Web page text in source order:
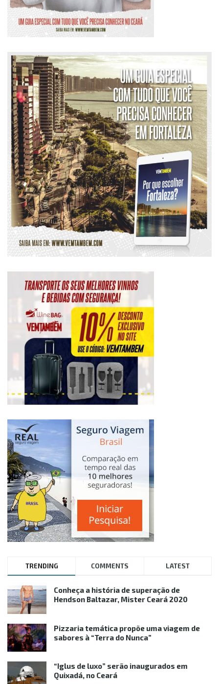
TRENDING COMMENTS LATEST
Conheça a história de superação de
Hendson Baltazar, Mister Ceará 2020
Pizzaria temática propõe uma viagem de
sabores à “Terra do Nunca”
“Iglus de luxo” serão inaugurados em
Quixadá, no Ceará